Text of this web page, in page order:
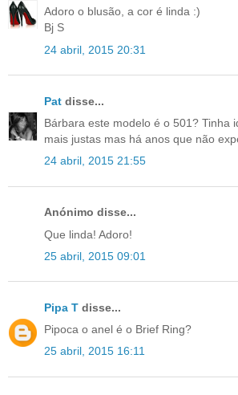
Adoro o blusão, a cor é linda :)
Bj S
24 abril, 2015 20:31
Pat disse...
Bárbara este modelo é o 501? Tinha
mais justas mas há anos que não
24 abril, 2015 21:55
Anónimo disse...
Que linda! Adoro!
25 abril, 2015 09:01
Pipa T disse...
Pipoca o anel é o Brief Ring?
25 abril, 2015 16:11